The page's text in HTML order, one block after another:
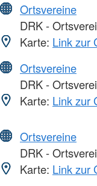
Ortsvereine
DRK -
Karte: Link zur
Ortsvereine
DRK -
Karte: Link zur
Ortsvereine
DRK -
Karte: Link zur